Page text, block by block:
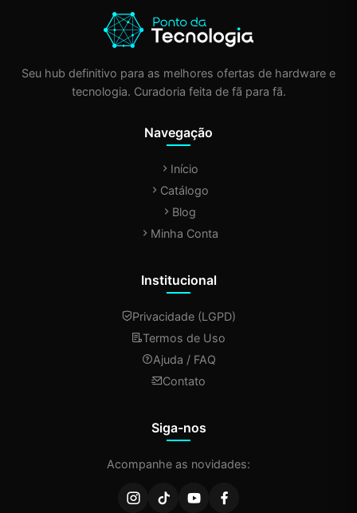
Seu hub definitivo para as melhores ofertas de hardware e
tecnologia. Curadoria feita de fã para fã.
Navegação
Início
Catálogo
Blog
Minha Conta
Institucional
Privacidade (LGPD)
Termos de Uso
Ajuda / FAQ
Contato
Siga-nos
Acompanhe as novidades: